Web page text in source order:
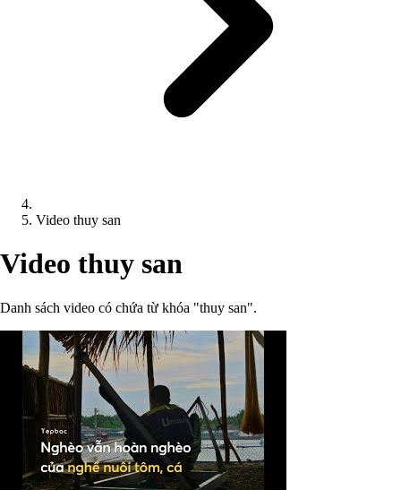
Video thuy san
Video thuy san
Danh sách video có chứa từ khóa "thuy san".